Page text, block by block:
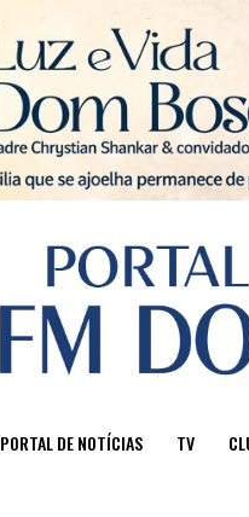
PORTAL DE NOTÍCIAS TV
Sair da versão